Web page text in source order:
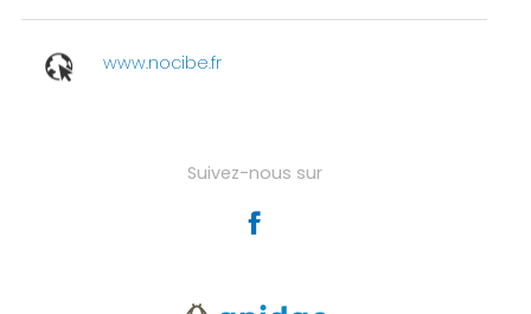
www.nocibe.fr
Suivez-nous sur